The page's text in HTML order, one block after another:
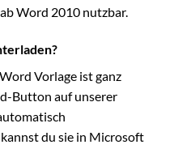
Word 2010 nutzbar.
Vorlage ist ganz
Button auf unserer
du sie in Microsoft